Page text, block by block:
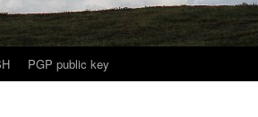
PGP public key